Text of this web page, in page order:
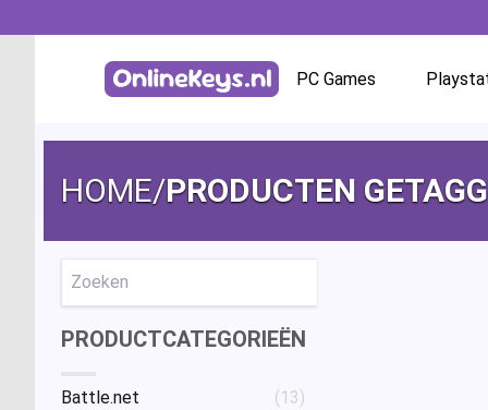
PC Games
Steam
Ubisoft / Uplay
HOME/PRODUCTEN
PRODUCTCATEGORIEËN
Battle.net (13)